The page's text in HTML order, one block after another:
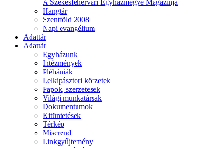
A Székesfehérvári Egyházmegye Magazinja
Hangtár
Szentföld 2008
Napi evangélium
Adattár
Adattár
Egyházunk
Intézmények
Plébániák
Lelkipásztori körzetek
Papok, szerzetesek
Világi munkatársak
Dokumentumok
Kitüntetések
Térkép
Miserend
Linkgyűjtemény